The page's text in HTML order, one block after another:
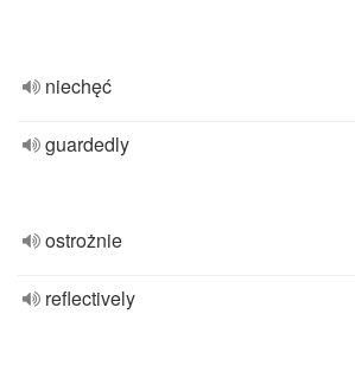
niechęć
guardedly
ostrożnie
reflectively